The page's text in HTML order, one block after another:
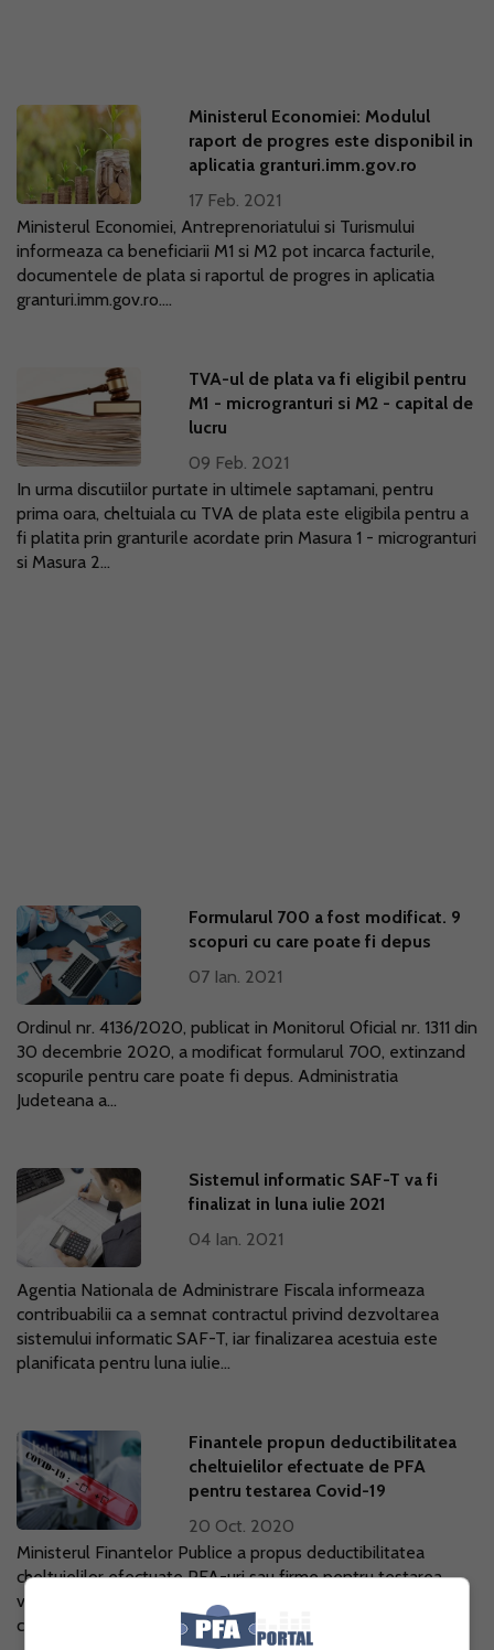
Ministerul Economiei: Modulul
raport de progres este disponibil in
aplicatia granturi.imm.gov.ro
17 Feb. 2021
Ministerul Economiei, Antreprenoriatului si Turismului
informeaza ca beneficiarii M1 si M2 pot incarca facturile,
documentele de plata si raportul de progres in aplicatia
granturi.imm.gov.ro....
TVA-ul de plata va fi eligibil pentru
M1 - microgranturi si M2 - capital de
lucru
09 Feb. 2021
In urma discutiilor purtate in ultimele saptamani, pentru
prima oara, cheltuiala cu TVA de plata este eligibila pentru a
fi platita prin granturile acordate prin Masura 1 - microgranturi
si Masura 2...
Formularul 700 a fost modificat. 9
scopuri cu care poate fi depus
07 Ian. 2021
Ordinul nr. 4136/2020, publicat in Monitorul Oficial nr. 1311 din
30 decembrie 2020, a modificat formularul 700, extinzand
scopurile pentru care poate fi depus. Administratia
Judeteana a...
Sistemul informatic SAF-T va fi
finalizat in luna iulie 2021
04 Ian. 2021
Agentia Nationala de Administrare Fiscala informeaza
contribuabilii ca a semnat contractul privind dezvoltarea
sistemului informatic SAF-T, iar finalizarea acestuia este
planificata pentru luna iulie...
Finantele propun deductibilitatea
cheltuielilor efectuate de PFA
pentru testarea Covid-19
20 Oct. 2020
Ministerul Finantelor Publice a propus deductibilitatea
cheltuielilor efectuate PFA-uri sau firme pentru testarea
voluntara a angajatilor in vederea depistarii COVID-19,
concomitent cu scutirea de la...